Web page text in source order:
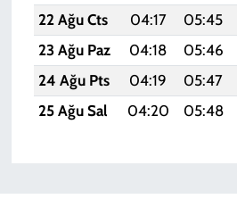
22 Ağu Cts
04:17 05:45
23 Ağu Paz
04:18 05:46
24 Ağu Pts
04:19 05:47
25 Ağu Sal
04:20 05:48